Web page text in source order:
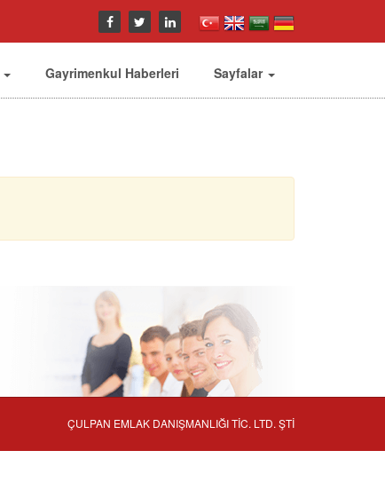
Gayrimenkul Haberleri Sayfalar
ÇULPAN EMLAK DANIŞMANLIĞI TİC. LTD. ŞTİ